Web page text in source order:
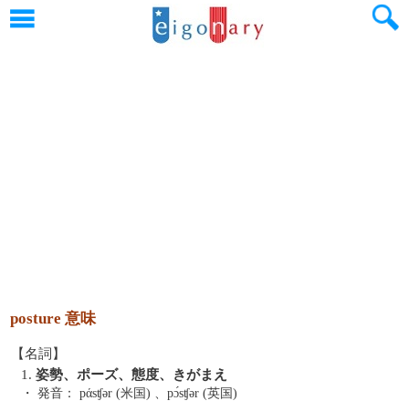
posture 意味
【名詞】
1. 姿勢、ポーズ、態度、きがまえ
・ 発音：
pάsʧər (米国) 、pɔ́sʧər (英国)